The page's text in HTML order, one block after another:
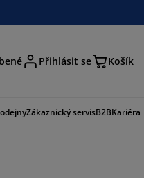
Přihlásit se Košík
Zákaznický servisB2BKariéra